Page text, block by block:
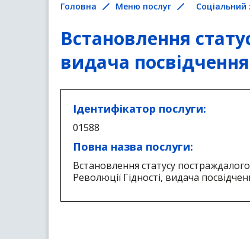
Головна Меню послуг Соціальний
Встановлення
видача посвідчення
Ідентифікатор послуги:
01588
Повна назва послуги:
Встановлення статусу
Революції Гідності, видача